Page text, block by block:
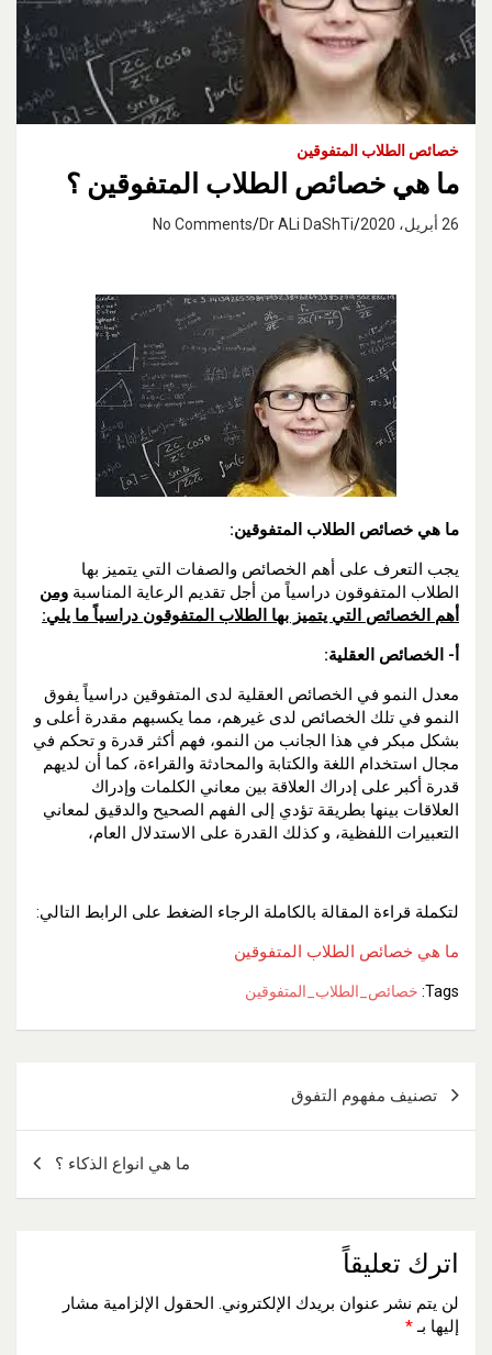
خصائص الطلاب المتفوقين
ما هي خصائص الطلاب المتفوقين ؟
26 أبريل، 2020 Dr ALi DaShTi
No Comments
ما هي خصائص الطلاب المتفوقين:
يجب التعرف على أهم الخصائص والصفات التي يتميز بها
الطلاب المتفوقون دراسياً من أجل تقديم الرعاية المناسبة ومن
أهم الخصائص التي يتميز بها الطلاب المتفوقون دراسياً ما يلي:
أ- الخصائص العقلية:
معدل النمو في الخصائص العقلية لدى المتفوقين دراسياً يفوق
النمو في تلك الخصائص لدى غيرهم، مما يكسبهم مقدرة أعلى و
بشكل مبكر في هذا الجانب من النمو، فهم أكثر قدرة و تحكم في
مجال استخدام اللغة والكتابة والمحادثة والقراءة، كما أن لديهم
قدرة أكبر على إدراك العلاقة بين معاني الكلمات وإدراك
العلاقات بينها بطريقة تؤدي إلى الفهم الصحيح والدقيق لمعاني
التعبيرات اللفظية، و كذلك القدرة على الاستدلال العام،
لتكملة قراءة المقالة بالكاملة الرجاء الضغط على الرابط التالي:
ما هي خصائص الطلاب المتفوقين
Tags: خصائص_الطلاب_المتفوقين
المقالات
تصنيف مفهوم التفوق
ما هي انواع الذكاء ؟
اترك تعليقاً
لن يتم نشر عنوان بريدك الإلكتروني. الحقول الإلزامية مشار
إليها بـ*